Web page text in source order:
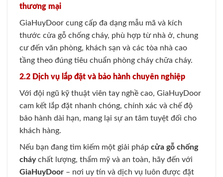
thương mại
GiaHuyDoor cung cấp đa dạng mẫu mã và kích
thước cửa gỗ chống cháy, phù hợp từ nhà ở, chung
cư đến văn phòng, khách sạn và các tòa nhà cao
tầng theo đúng tiêu chuẩn phòng cháy chữa cháy.
2.2 Dịch vụ lắp đặt và bảo hành chuyên nghiệp
Với đội ngũ kỹ thuật viên tay nghề cao, GiaHuyDoor
cam kết lắp đặt nhanh chóng, chính xác và chế độ
bảo hành dài hạn, mang lại sự an tâm tuyệt đối cho
khách hàng.
Nếu bạn đang tìm kiếm một giải pháp cửa gỗ chống
cháychất lượng, thẩm mỹ và an toàn, hãy đến với
GiaHuyDoor – nơi uy tín và dịch vụ luôn được đặt